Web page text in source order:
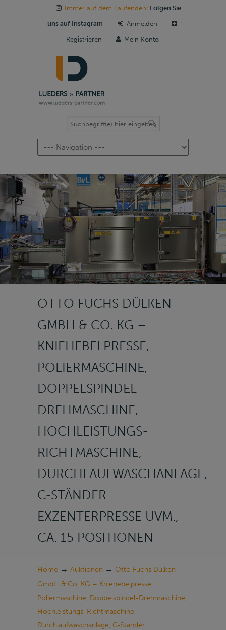
Immer auf dem Laufenden: Folgen Sie
uns auf Instagram Anmelden
Registrieren Mein Konto
Navigation
OTTO FUCHS DÜLKEN
GMBH & CO. KG –
KNIEHEBELPRESSE,
POLIERMASCHINE,
DOPPELSPINDEL-
DREHMASCHINE,
HOCHLEISTUNGS-
RICHTMASCHINE,
DURCHLAUFWASCHANLAGE,
C-STÄNDER
EXZENTERPRESSE UVM.,
CA. 15 POSITIONEN
Home → Auktionen → Otto Fuchs Dülken
GmbH & Co. KG – Kniehebelpresse,
Poliermaschine, Doppelspindel-Drehmaschine,
Hochleistungs-Richtmaschine,
Durchlaufwaschanlage, C-Ständer